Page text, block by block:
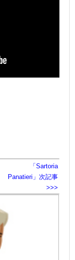
「Sartoria
Panatieri」次記事
>>>